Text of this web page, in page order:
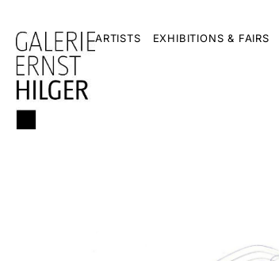
ARTISTS EXHIBITIONS & FAIRS